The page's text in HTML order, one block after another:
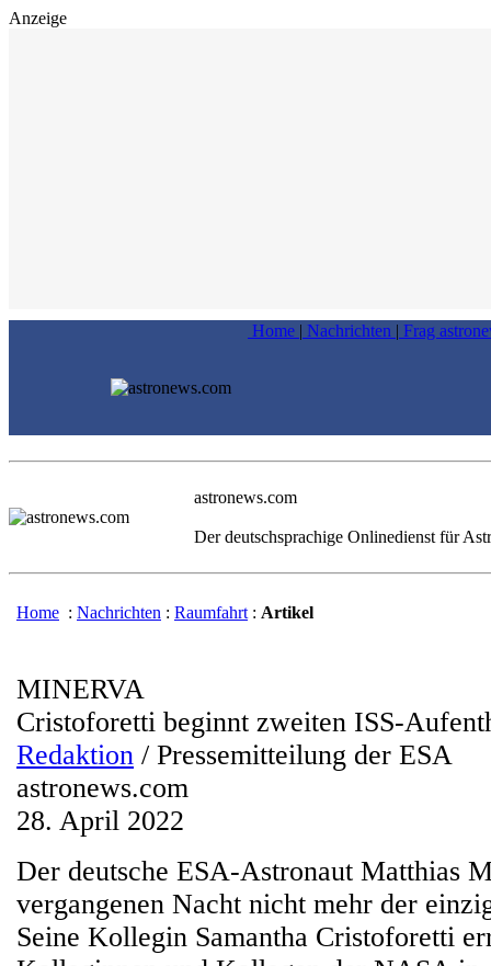
Anzeige
Home | Nachrichten | Frag
astronews.com
Der deutschsprachige Onlinedienst für
Home : Nachrichten : Raumfahrt : Artikel
MINERVA
Cristoforetti beginnt zweiten ISS-
Redaktion / Pressemitteilung der ESA
astronews.com
28. April 2022
Der deutsche ESA-Astronaut Matthias
vergangenen Nacht nicht mehr der
Seine Kollegin Samantha Cristoforetti